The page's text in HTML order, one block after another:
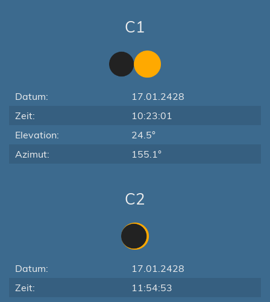
C1
Datum:
17.01.2428
Zeit:
10:23:01
Elevation:
24.5°
Azimut:
155.1°
C2
Datum:
17.01.2428
Zeit:
11:54:53